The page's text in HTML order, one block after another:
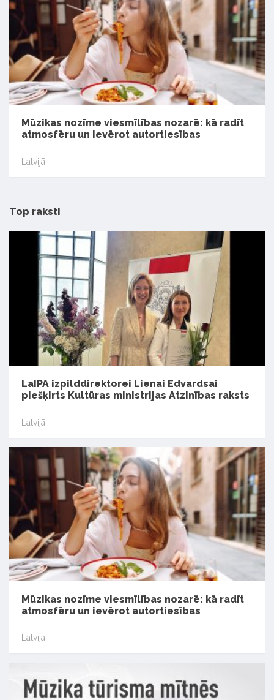
Mūzikas nozīme viesmīlības nozarē: kā radīt
atmosfēru un ievērot autortiesības
Latvijā
Top raksti
LaIPA izpilddirektorei Lienai Edvardsai
piešķirts Kultūras ministrijas Atzinības raksts
Latvijā
Mūzikas nozīme viesmīlības nozarē: kā radīt
atmosfēru un ievērot autortiesības
Latvijā